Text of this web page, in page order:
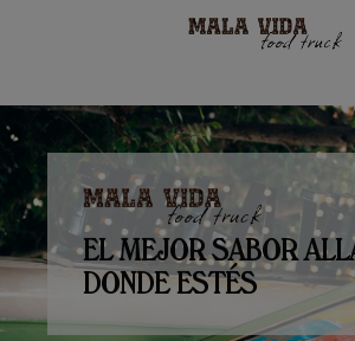
EL MEJOR SABOR
DONDE ESTÉS